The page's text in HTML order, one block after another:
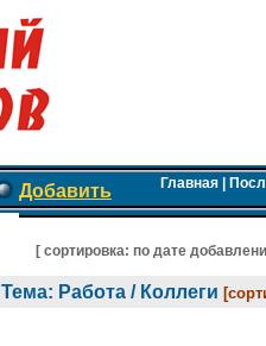
Добавить Главная|
[ cортировка: по дате
Тема: Работа / Коллеги